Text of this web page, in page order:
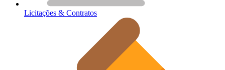
Licitações & Contratos